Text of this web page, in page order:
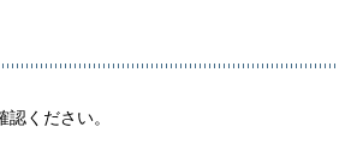
ください。